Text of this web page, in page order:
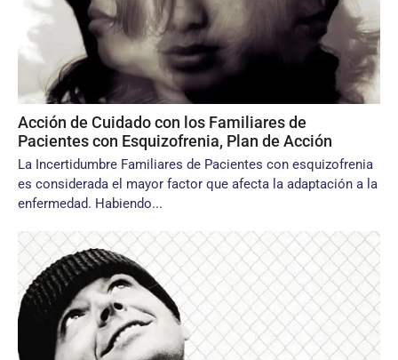
Acción de Cuidado con los Familiares de
Pacientes con Esquizofrenia, Plan de Acción
La Incertidumbre Familiares de Pacientes con esquizofrenia
es considerada el mayor factor que afecta la adaptación a la
enfermedad. Habiendo...